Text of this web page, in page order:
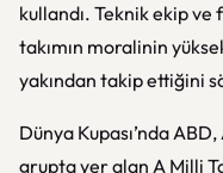
kullandı. Teknik ekip
takımın moralinin
yakından takip ettiğini
Dünya Kupası’nda
grupta yer alan A Milli